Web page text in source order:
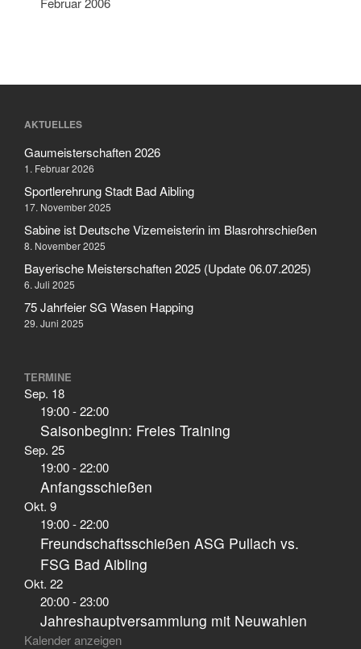
Feed der Einträge
WordPress.org
AKTUELLES
Gaumeisterschaften 2026
1. Februar 2026
Sportlerehrung Stadt Bad Aibling
17. November 2025
Sabine ist Deutsche Vizemeisterin im Blasrohrschießen
8. November 2025
Bayerische Meisterschaften 2025 (Update 06.07.2025)
6. Juli 2025
75 Jahrfeier SG Wasen Happing
29. Juni 2025
TERMINE
Sep. 18
19:00-22:00
Saisonbeginn: Freies Training
Sep. 25
19:00-22:00
Anfangsschießen
Okt. 9
19:00-22:00
Freundschaftsschießen ASG Pullach vs.
FSG Bad Aibling
Okt. 22
20:00-23:00
Jahreshauptversammlung mit Neuwahlen
Kalender anzeigen